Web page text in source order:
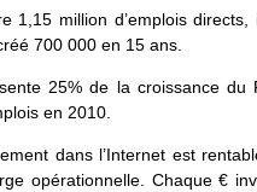
1,15 million d’emplois
700 000 en 15 ans.
25% de la croissance du
en 2010.
dans l’Internet est
opérationnelle. Chaque €